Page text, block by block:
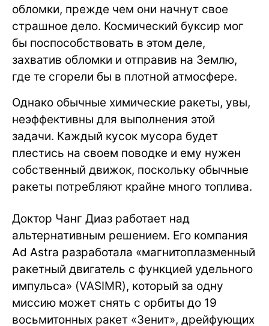
обломки, прежде чем они начнут свое
страшное дело. Космический буксир мог
бы поспособствовать в этом деле,
захватив обломки и отправив на Землю,
где те сгорели бы в плотной атмосфере.
Однако обычные химические ракеты, увы,
неэффективны для выполнения этой
задачи. Каждый кусок мусора будет
плестись на своем поводке и ему нужен
собственный движок, поскольку обычные
ракеты потребляют крайне много топлива.
Доктор Чанг Диаз работает над
альтернативным решением. Его компания
Ad Astra разработала «магнитоплазменный
ракетный двигатель с функцией удельного
импульса» (VASIMR), который за одну
миссию может снять с орбиты до 19
восьмитонных ракет «Зенит», дрейфующих